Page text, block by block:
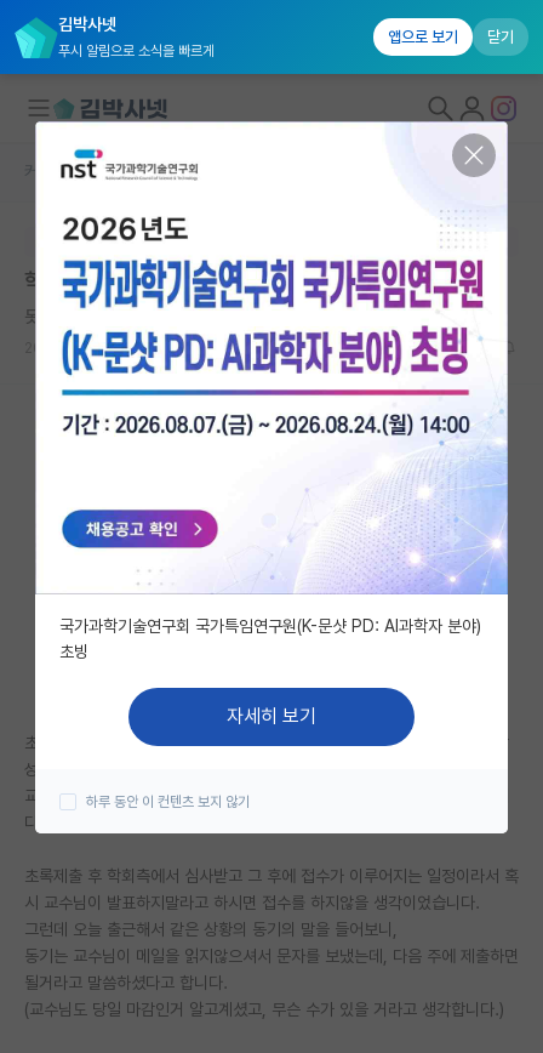
김박사넷
푸시 알림으로 소식을 빠르게
앱으로 보기 닫기
연구실&오픈랩
커뮤니티
커뮤니티 홈
IF 명예의전당
자유 게시판(아무개랩)
미국 유학 게시판
미국 대학원 합격 후기 게시판
대학원생 모집 게시판
연구실(PI) 홍보 게시판
석박사 채용 정보 게시판
임용 정보 게시판
학부 인턴 게시판
커뮤니티 홈 자유 게시판(아무개랩)
본문이 수정되지 않는 박제글입니다.
학회초록 제출을 멋대로 해버렸는데요..
못된 노엄 촘스키
2026.05.12 9 7673
초록제출 마감일이 저번 일요일자정까지였고.. 제가 당일 오전에 초록을 작
성하여 메일을 보냈습니다.
교수님께서 11:30에 메일을 읽으시고 답이 없길래 그냥 제출을 해버렸습니
다.
초록제출 후 학회측에서 심사받고 그 후에 접수가 이루어지는 일정이라서 혹
시 교수님이 발표하지말라고 하시면 접수를 하지않을 생각이었습니다.
그런데 오늘 출근해서 같은 상황의 동기의 말을 들어보니,
동기는 교수님이 메일을 읽지않으셔서 문자를 보냈는데, 다음 주에 제출하면
될거라고 말씀하셨다고 합니다.
(교수님도 당일 마감인거 알고계셨고, 무슨 수가 있을 거라고 생각합니다.)
국가과학기술연구회 국가특임연구원(K-문샷 PD: AI과학자 분야)
초빙
자세히 보기
하루 동안 이 컨텐츠 보지 않기